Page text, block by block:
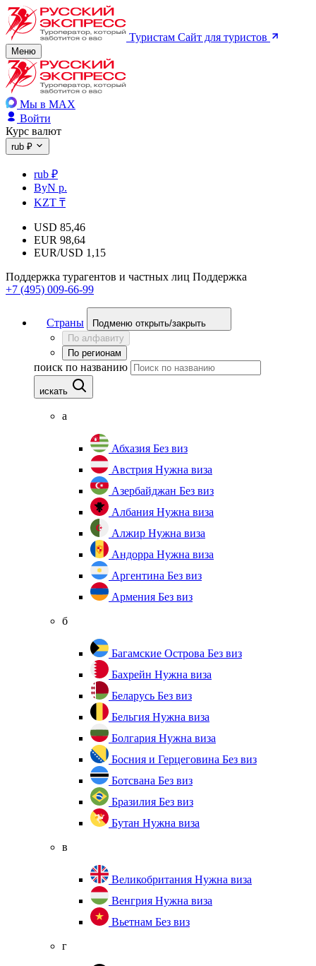
Туристам Сайт для туристов
Меню
Мы в MAX
Войти
Курс валют
rub ₽
rub ₽
ByN р.
KZT ₸
USD 85,46
EUR 98,64
EUR/USD 1,15
Поддержка турагентов и частных лиц Поддержка
+7 (495) 009-66-99
Страны
Подменю открыть/закрыть
По алфавиту
По регионам
поиск по названию
искать
а
Абхазия Без виз
Австрия Нужна виза
Азербайджан Без виз
Албания Нужна виза
Алжир Нужна виза
Андорра Нужна виза
Аргентина Без виз
Армения Без виз
б
Багамские Острова Без виз
Бахрейн Нужна виза
Беларусь Без виз
Бельгия Нужна виза
Болгария Нужна виза
Босния и Герцеговина Без виз
Ботсвана Без виз
Бразилия Без виз
Бутан Нужна виза
в
Великобритания Нужна виза
Венгрия Нужна виза
Вьетнам Без виз
г